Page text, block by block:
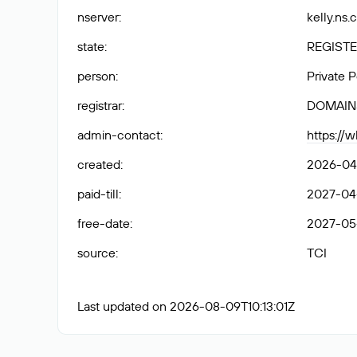
nserver:
state:
person:
Private
registrar:
admin-contact:
https://
created:
2026-
paid-till:
2027-
free-date:
2027-
source: TCI
Last updated on 2026-08-09T10:13:01Z